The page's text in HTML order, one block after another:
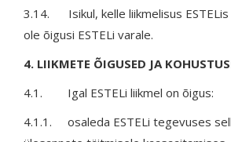
3.14. Isikul, kelle liikmelisus ESTELis
ole õigusi ESTELi varale.
4. LIIKMETE ÕIGUSED JA
4.1. Igal ESTELi liikmel on õigus:
4.1.1. osaleda ESTELi tegevuses